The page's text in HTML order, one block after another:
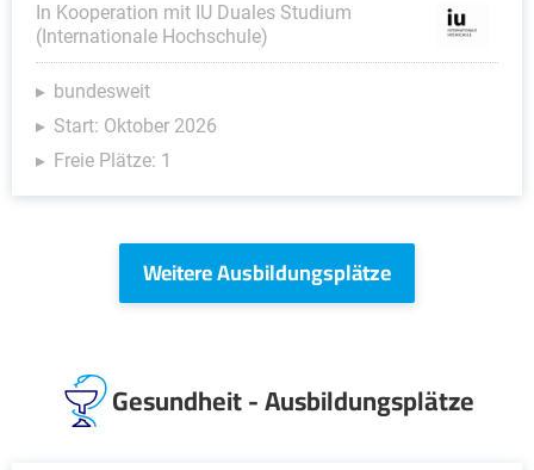
In Kooperation mit IU Duales Studium
(Internationale Hochschule)
bundesweit
Start: Oktober 2026
Freie Plätze: 1
Weitere Ausbildungsplätze
Gesundheit - Ausbildungsplätze